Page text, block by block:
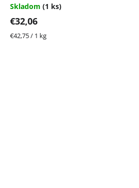
Skladom (1 ks)
€32,06
Jednotková
€42,75 / 1 kg